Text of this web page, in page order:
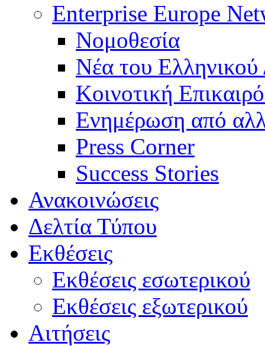
Enterprise Europe
Νομοθεσία
Νέα του Ελληνικού
Κοινοτική
Ενημέρωση από
Press Corner
Success Stories
Ανακοινώσεις
Δελτία Τύπου
Εκθέσεις
Εκθέσεις εσωτερικού
Εκθέσεις εξωτερικού
Αιτήσεις